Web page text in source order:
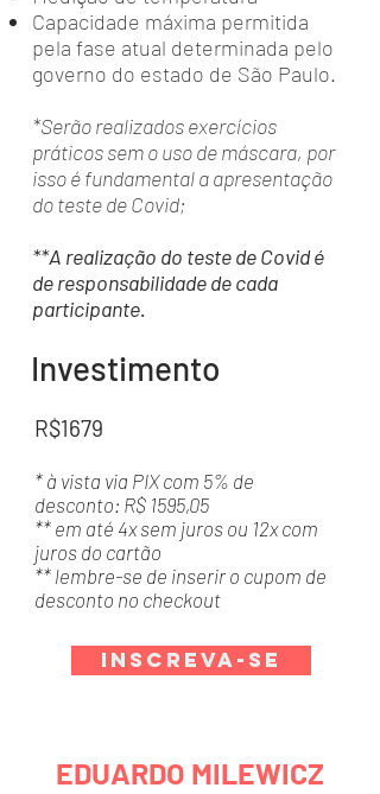
Capacidade máxima permitida
pela fase atual determinada pelo
governo do estado de São Paulo.
*Serão realizados exercícios
práticos sem o uso de máscara, por
isso é fundamental a apresentação
do teste de Covid;
**A realização do teste de Covid é
de responsabilidade de cada
participante.
Investimento
R$1679
* à vista via PIX com 5% de
desconto: R$ 1595,05
** em até 4x sem juros ou 12x com
juros do cartão
** lembre-se de inserir o cupom de
desconto no checkout
Inscreva-se
EDUARDO MILEWICZ